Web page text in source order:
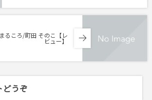
るころ/町田 そのこ【レ
ビュー】
どうぞ